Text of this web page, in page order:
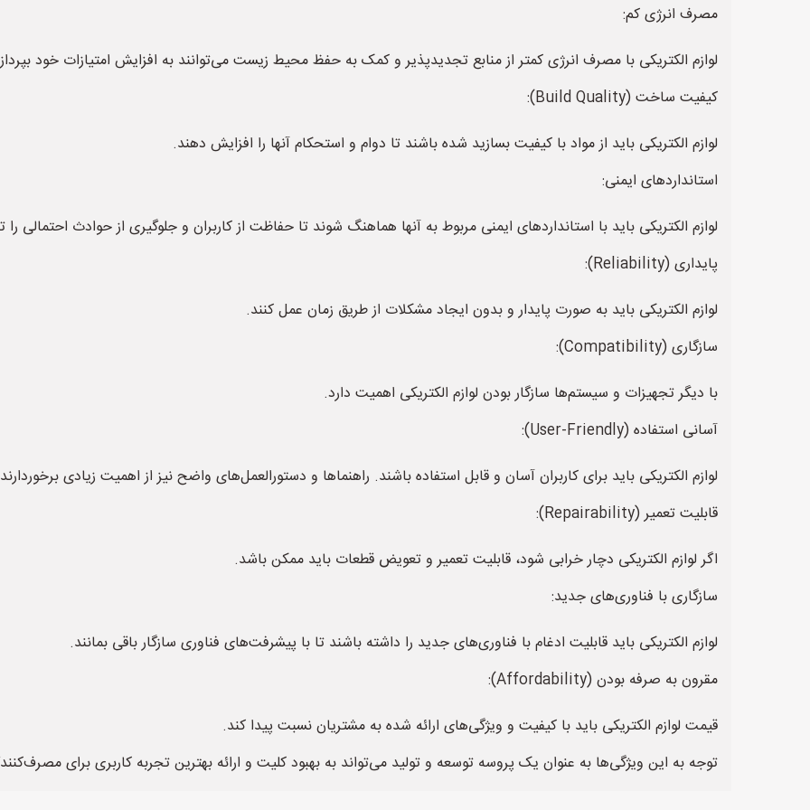
مصرف انرژی کم:
لوازم الکتریکی با مصرف انرژی کمتر از منابع تجدیدپذیر و کمک به حفظ محیط زیست می‌توانند به افزایش امتیازات خود
کیفیت ساخت (Build Quality):
لوازم الکتریکی باید از مواد با کیفیت بسازید شده باشند تا دوام و استحکام آنها را افزایش دهند.
استانداردهای ایمنی:
لوازم الکتریکی باید با استانداردهای ایمنی مربوط به آنها هماهنگ شوند تا حفاظت از کاربران و جلوگیری از حوادث احتمالی
پایداری (Reliability):
لوازم الکتریکی باید به صورت پایدار و بدون ایجاد مشکلات از طریق زمان عمل کنند.
سازگاری (Compatibility):
با دیگر تجهیزات و سیستم‌ها سازگار بودن لوازم الکتریکی اهمیت دارد.
آسانی استفاده (User-Friendly):
لوازم الکتریکی باید برای کاربران آسان و قابل استفاده باشند. راهنماها و دستورالعمل‌های واضح نیز از اهمیت زیادی
قابلیت تعمیر (Repairability):
اگر لوازم الکتریکی دچار خرابی شود، قابلیت تعمیر و تعویض قطعات باید ممکن باشد.
سازگاری با فناوری‌های جدید:
لوازم الکتریکی باید قابلیت ادغام با فناوری‌های جدید را داشته باشند تا با پیشرفت‌های فناوری سازگار باقی بمانند.
مقرون به صرفه بودن (Affordability):
قیمت لوازم الکتریکی باید با کیفیت و ویژگی‌های ارائه شده به مشتریان نسبت پیدا کند.
توجه به این ویژگی‌ها به عنوان یک پروسه توسعه و تولید می‌تواند به بهبود کلیت و ارائه بهترین تجربه کاربری برای